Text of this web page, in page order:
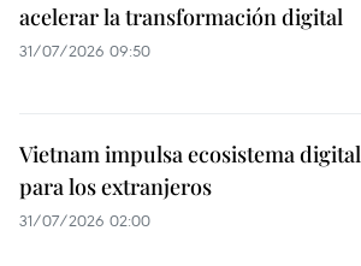
acelerar la transformación digital
31/07/2026 09:50
Vietnam impulsa ecosistema digital
para los extranjeros
31/07/2026 02:00